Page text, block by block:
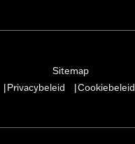
Sitemap
Privacybeleid Cookiebeleid